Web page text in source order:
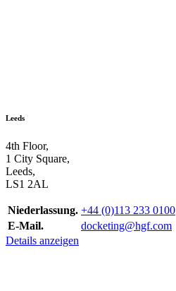
Leeds
4th Floor,
1 City Square,
Leeds,
LS1 2AL
Niederlassung. +44 (0)113 233 0100
E-Mail.
docketing@hgf.com
Details anzeigen